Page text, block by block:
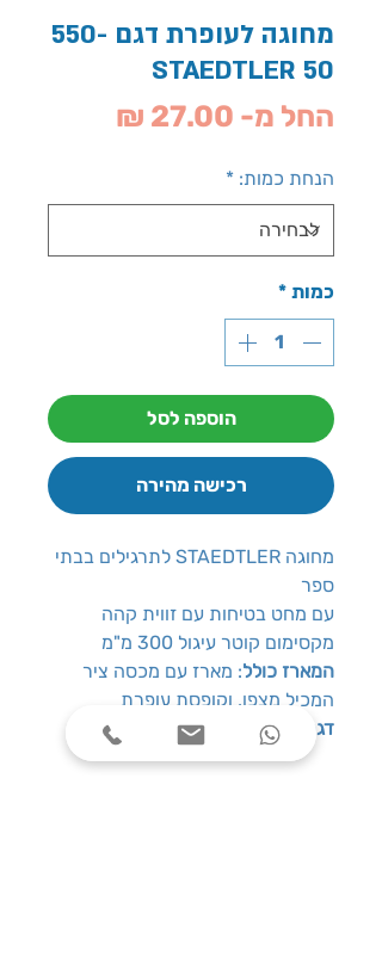
מחוגה לעופרת דגם 550-
50 STAEDTLER
החל מ- 27.00 ₪
הנחת כמות: *
כמות *
הוספה לסל
רכישה מהירה
מחוגה STAEDTLER לתרגילים בבתי
ספר
עם מחט בטיחות עם זווית קהה
מקסימום קוטר עיגול 300 מ"מ
המארז כולל: מארז עם מכסה ציר
המכיל מצפן, וקופסת עופרת
דגם